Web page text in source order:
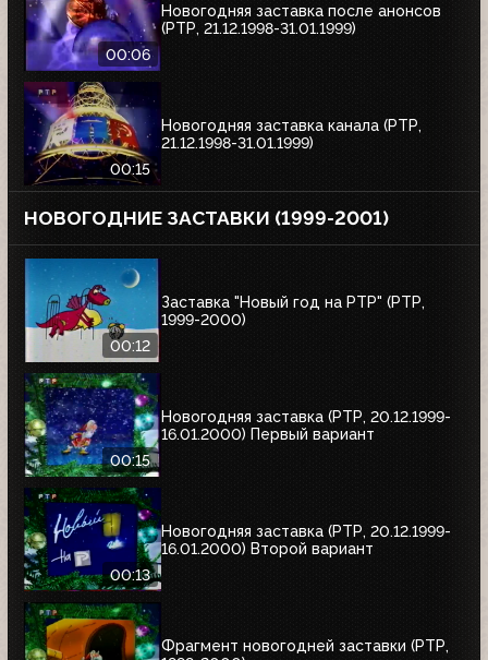
00:06
Новогодняя заставка после анонсов
(РТР, 21.12.1998-31.01.1999)
00:15
Новогодняя заставка канала (РТР,
21.12.1998-31.01.1999)
НОВОГОДНИЕ ЗАСТАВКИ (1999-2001)
00:12
Заставка "Новый год на РТР" (РТР,
1999-2000)
00:15
Новогодняя заставка (РТР, 20.12.1999-
16.01.2000) Первый вариант
00:13
Новогодняя заставка (РТР, 20.12.1999-
16.01.2000) Второй вариант
Фрагмент новогодней заставки (РТР,